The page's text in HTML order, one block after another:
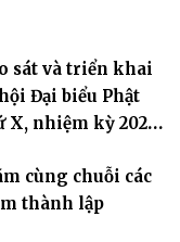
sát và triển khai
Đại biểu Phật
X, nhiệm kỳ 2026-
cùng chuỗi các
thành lập